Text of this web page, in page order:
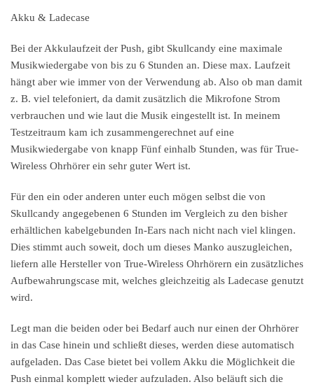
Akku & Ladecase
Bei der Akkulaufzeit der Push, gibt Skullcandy eine maximale
Musikwiedergabe von bis zu 6 Stunden an. Diese max. Laufzeit
hängt aber wie immer von der Verwendung ab. Also ob man damit
z. B. viel telefoniert, da damit zusätzlich die Mikrofone Strom
verbrauchen und wie laut die Musik eingestellt ist. In meinem
Testzeitraum kam ich zusammengerechnet auf eine
Musikwiedergabe von knapp Fünf einhalb Stunden, was für True-
Wireless Ohrhörer ein sehr guter Wert ist.
Für den ein oder anderen unter euch mögen selbst die von
Skullcandy angegebenen 6 Stunden im Vergleich zu den bisher
erhältlichen kabelgebunden In-Ears nach nicht nach viel klingen.
Dies stimmt auch soweit, doch um dieses Manko auszugleichen,
liefern alle Hersteller von True-Wireless Ohrhörern ein zusätzliches
Aufbewahrungscase mit, welches gleichzeitig als Ladecase genutzt
wird.
Legt man die beiden oder bei Bedarf auch nur einen der Ohrhörer
in das Case hinein und schließt dieses, werden diese automatisch
aufgeladen. Das Case bietet bei vollem Akku die Möglichkeit die
Push einmal komplett wieder aufzuladen. Also beläuft sich die